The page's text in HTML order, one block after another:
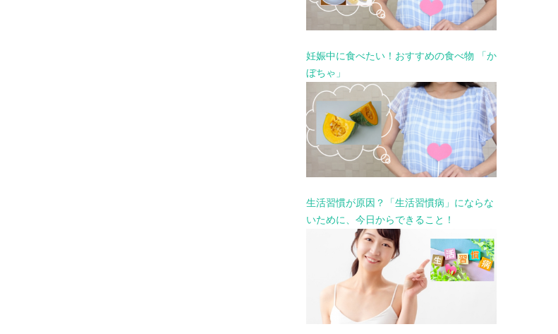
妊娠中に食べたい！おすすめの食べ物 「か
ぼちゃ」
生活習慣が原因？「生活習慣病」にならな
いために、今日からできること！